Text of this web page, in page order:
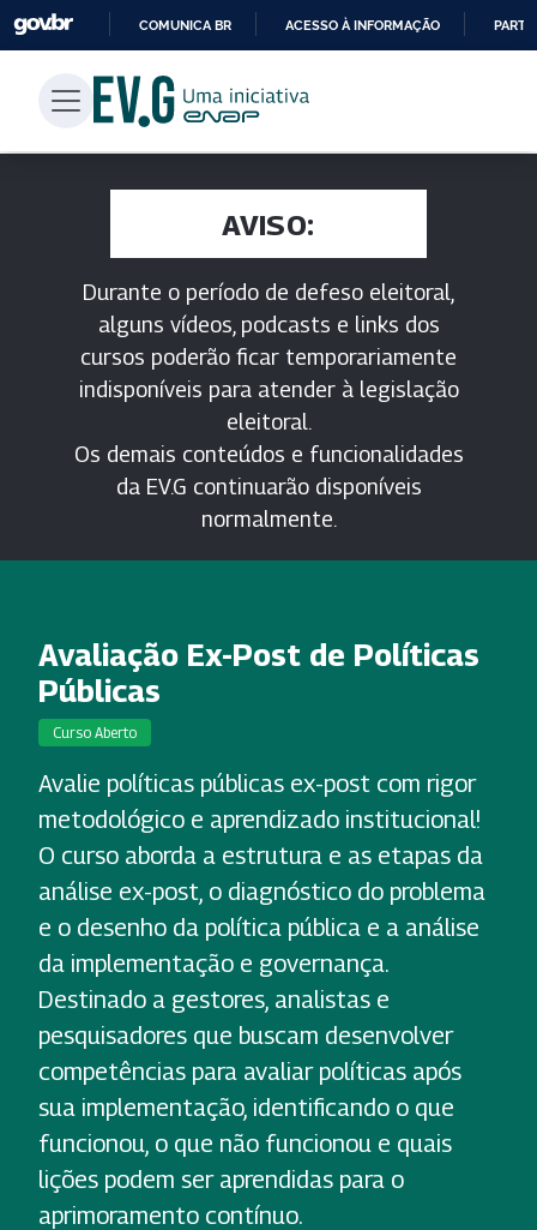
PARA
CONTEÚDO
COMUNICA BR ACESSO À INFORMAÇÃO
AVISO:
Durante o período de defeso eleitoral,
alguns vídeos, podcasts e links dos
cursos poderão ficar temporariamente
indisponíveis para atender à legislação
eleitoral.
Os demais conteúdos e funcionalidades
da EV.G continuarão disponíveis
normalmente.
Avaliação Ex-Post de Políticas
Públicas
Curso Aberto
Avalie políticas públicas ex-post com rigor
metodológico e aprendizado institucional!
O curso aborda a estrutura e as etapas da
análise ex-post, o diagnóstico do problema
e o desenho da política pública e a análise
da implementação e governança.
Destinado a gestores, analistas e
pesquisadores que buscam desenvolver
competências para avaliar políticas após
sua implementação, identificando o que
funcionou, o que não funcionou e quais
lições podem ser aprendidas para o
aprimoramento contínuo.